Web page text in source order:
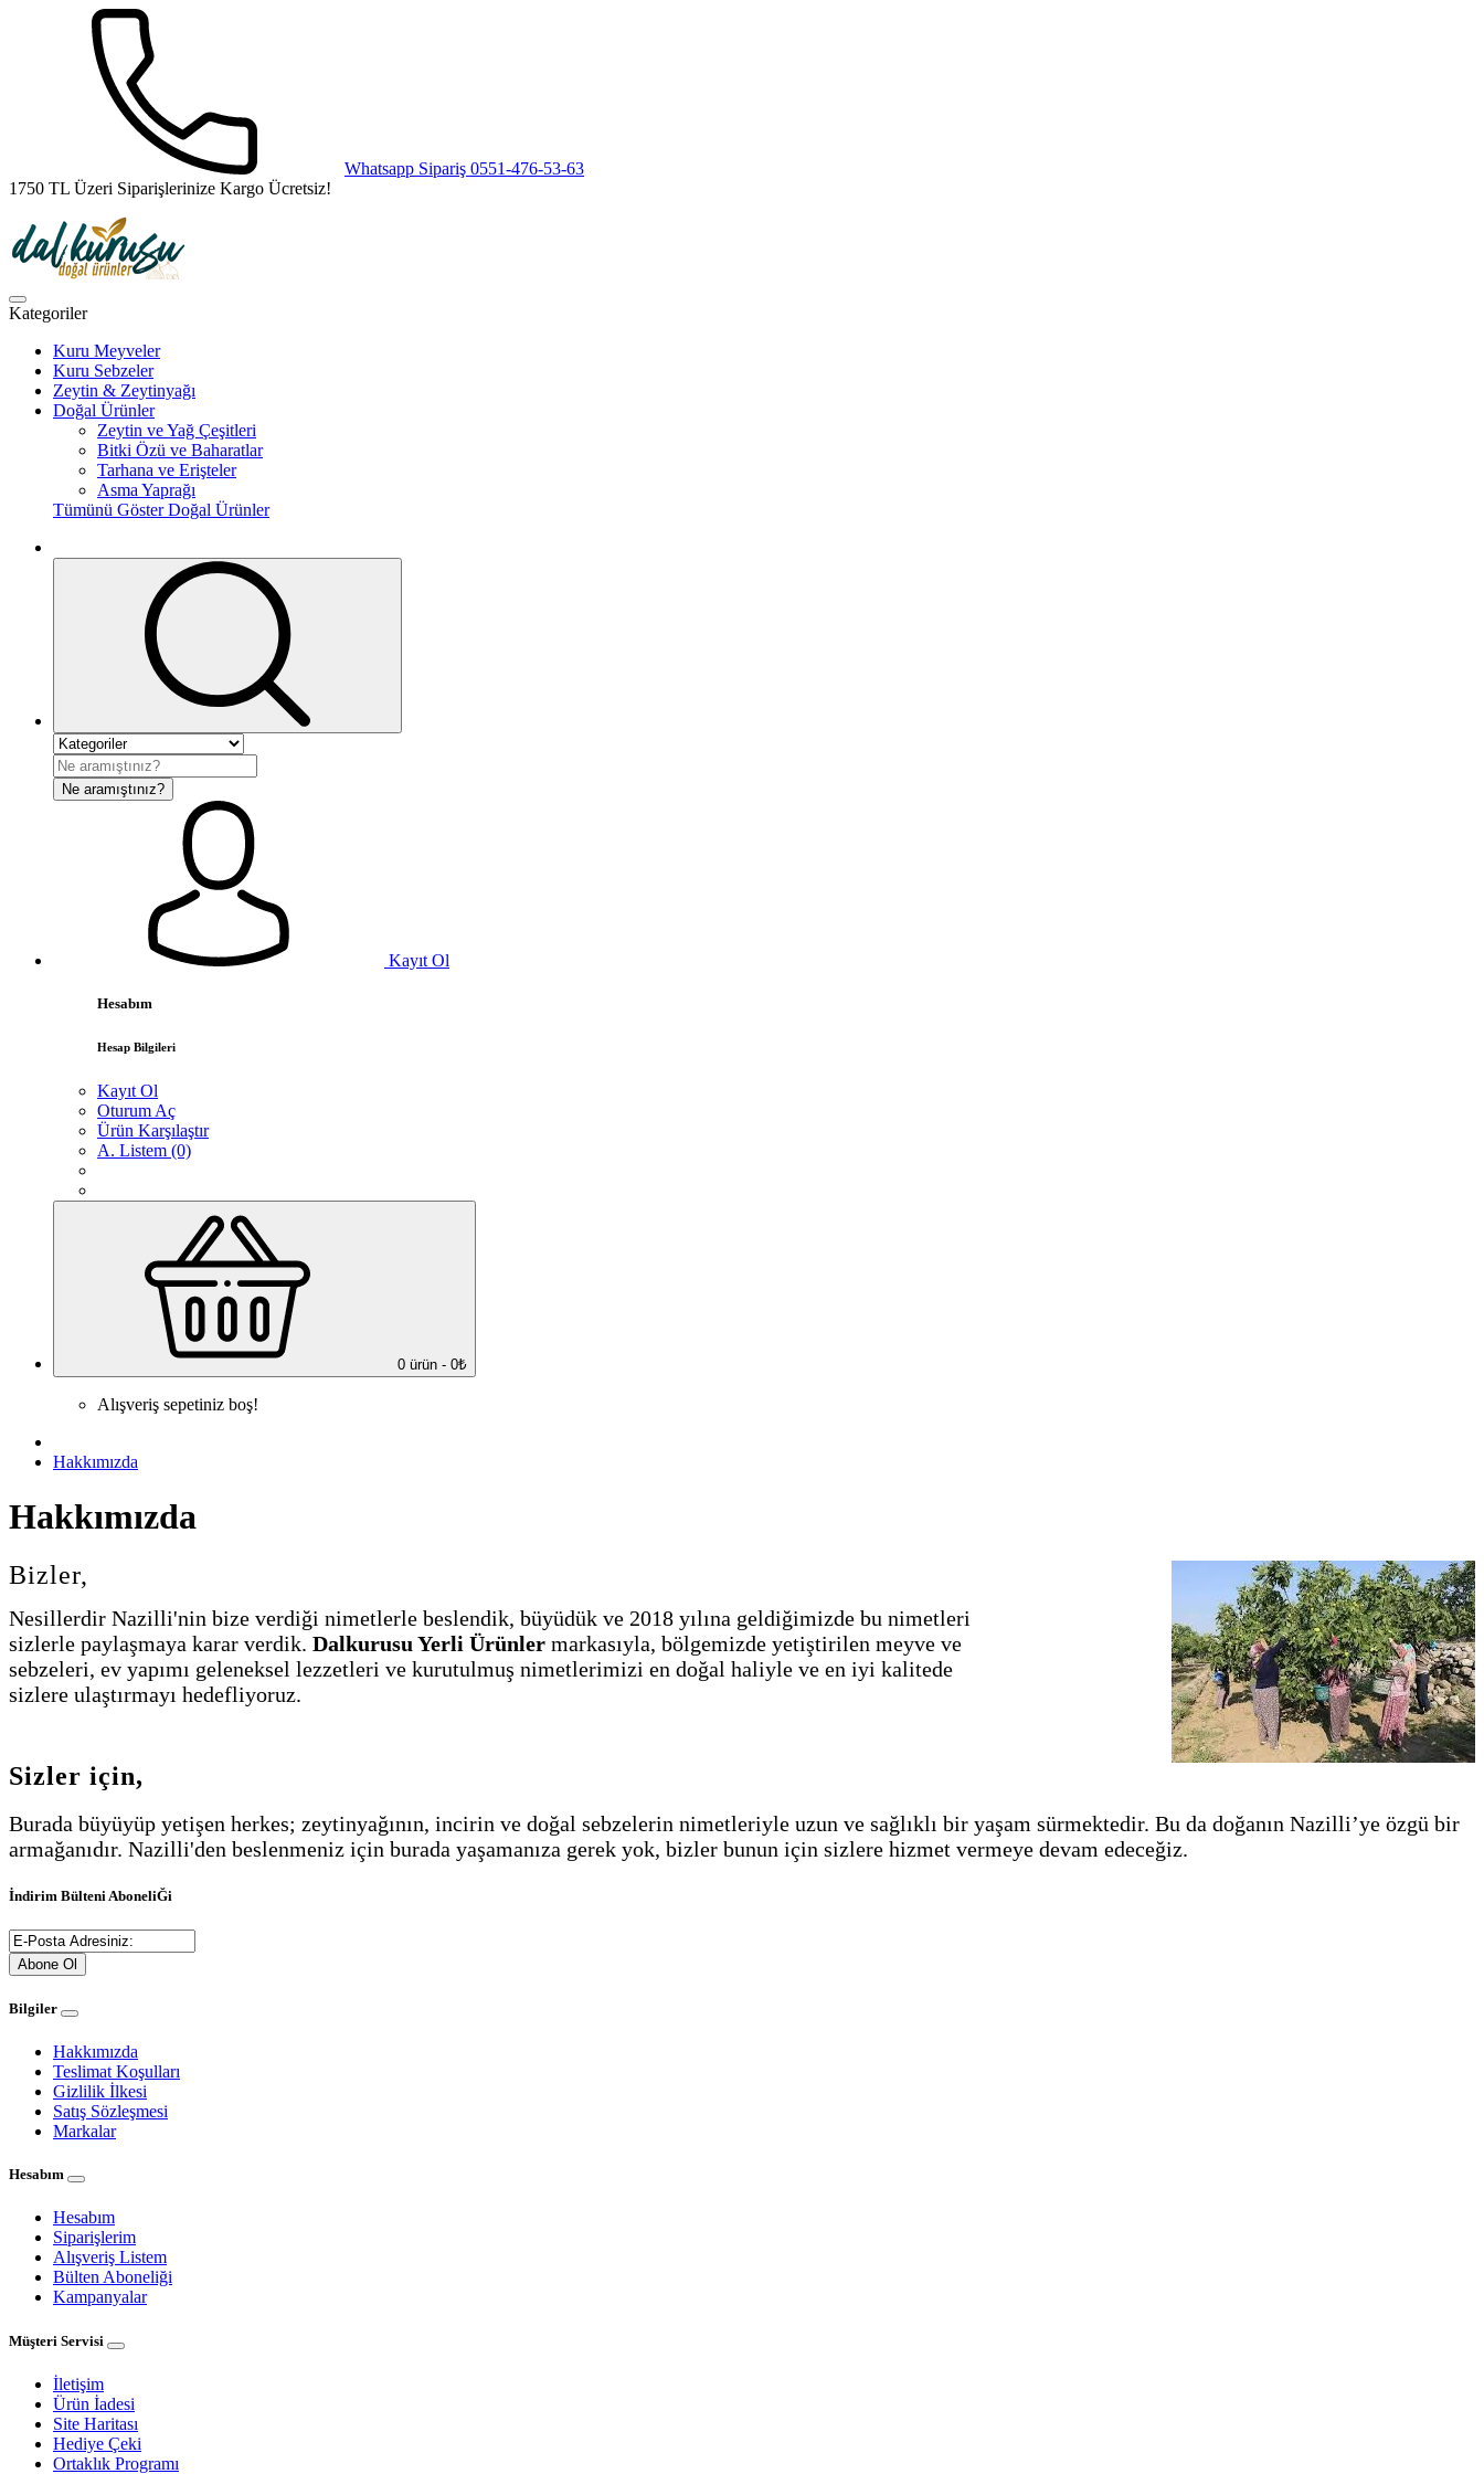
Whatsapp Sipariş 0551-476-53-63
1750 TL Üzeri Siparişlerinize Kargo Ücretsiz!
Kategoriler
Kuru Meyveler
Kuru Sebzeler
Zeytin & Zeytinyağı
Doğal Ürünler
Zeytin ve Yağ Çeşitleri
Bitki Özü ve Baharatlar
Tarhana ve Erişteler
Asma Yaprağı
Tümünü Göster Doğal Ürünler
Ne aramıştınız?
Kayıt Ol
Hesabım
Hesap Bilgileri
Kayıt Ol
Oturum Aç
Ürün Karşılaştır
A. Listem (0)
0 ürün - 0₺
Alışveriş sepetiniz boş!
Hakkımızda
Hakkımızda
Bizler,
Nesillerdir Nazilli'nin bize verdiği nimetlerle beslendik, büyüdük ve 2018 yılına geldiğimizde bu nimetleri
sizlerle paylaşmaya karar verdik. Dalkurusu Yerli Ürünler markasıyla, bölgemizde yetiştirilen meyve ve
sebzeleri, ev yapımı geleneksel lezzetleri ve kurutulmuş nimetlerimizi en doğal haliyle ve en iyi kalitede
sizlere ulaştırmayı hedefliyoruz.
Sizler için,
Burada büyüyüp yetişen herkes; zeytinyağının, incirin ve doğal sebzelerin nimetleriyle uzun ve sağlıklı bir yaşam sürmektedir. Bu da doğanın Nazilli’ye özgü bir
armağanıdır. Nazilli'den beslenmeniz için burada yaşamanıza gerek yok, bizler bunun için sizlere hizmet vermeye devam edeceğiz.
İndirim Bülteni AboneliĞi
Abone Ol
Bilgiler
Hakkımızda
Teslimat Koşulları
Gizlilik İlkesi
Satış Sözleşmesi
Markalar
Hesabım
Hesabım
Siparişlerim
Alışveriş Listem
Bülten Aboneliği
Kampanyalar
Müşteri Servisi
İletişim
Ürün İadesi
Site Haritası
Hediye Çeki
Ortaklık Programı